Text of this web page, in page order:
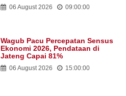
06 August 2026 09:00:00
Wagub Pacu Percepatan Sensus
Ekonomi 2026, Pendataan di
Jateng Capai 81%
06 August 2026 15:00:00